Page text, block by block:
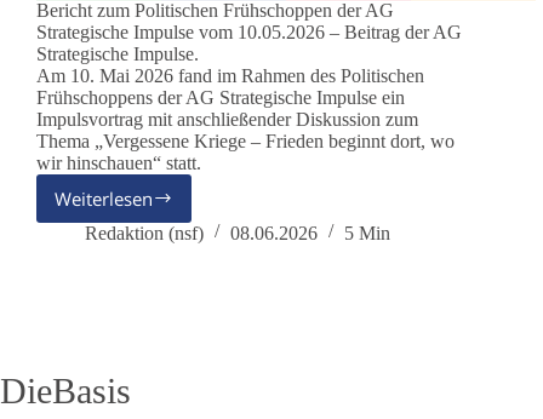
Bericht zum Politischen Frühschoppen der AG
Strategische Impulse vom 10.05.2026 – Beitrag der AG
Strategische Impulse.
Am 10. Mai 2026 fand im Rahmen des Politischen
Frühschoppens der AG Strategische Impulse ein
Impulsvortrag mit anschließender Diskussion zum
Thema „Vergessene Kriege – Frieden beginnt dort, wo
wir hinschauen“ statt.
WeiterlesenVergessene
Kriege:
hinschauen
Redaktion (nsf) 08.06.2026 5 Min
DieBasis